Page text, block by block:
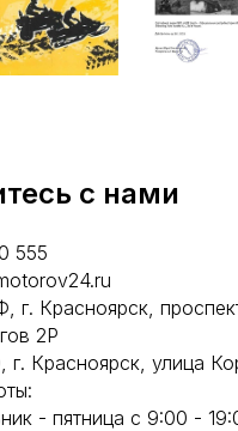
с нами
555
г. Красноярск,
2Р
Красноярск, улица
- пятница с 9:00 -